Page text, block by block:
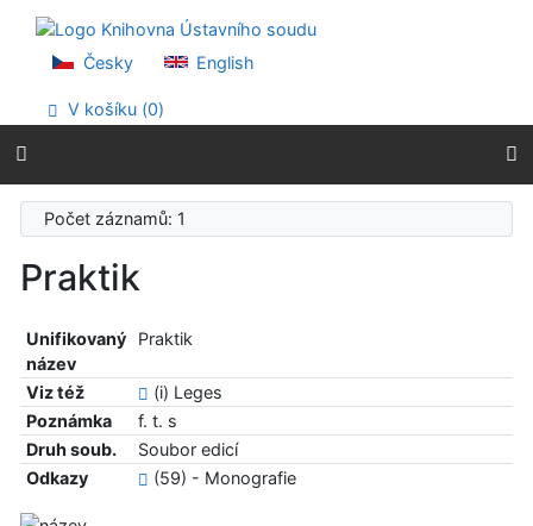
Přejít na menu
Prohlášení o webové přístupnosti
Česky English
V košíku (0)
Počet záznamů: 1
Praktik
Unifikovaný
název
Praktik
Viz též
(i) Leges
Poznámka
f. t. s
Druh soub.
Soubor edicí
Odkazy
(59) - Monografie